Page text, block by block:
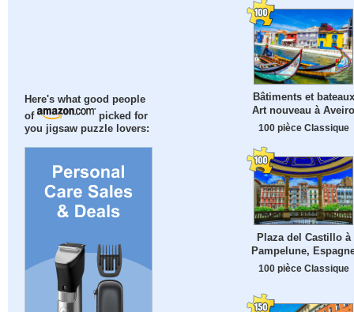
Here's what good people
of
picked for
you jigsaw puzzle lovers:
Bâtiments et bateaux
Art nouveau à Aveiro
100 pièce Classique
Plaza del Castillo à
Pampelune,
100 pièce Classique